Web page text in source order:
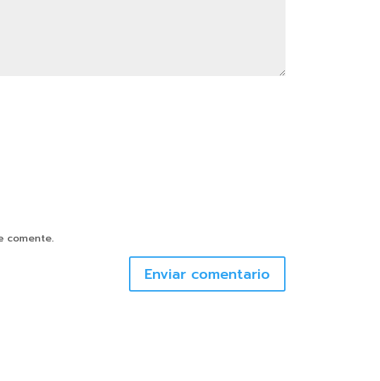
comente.
Enviar comentario